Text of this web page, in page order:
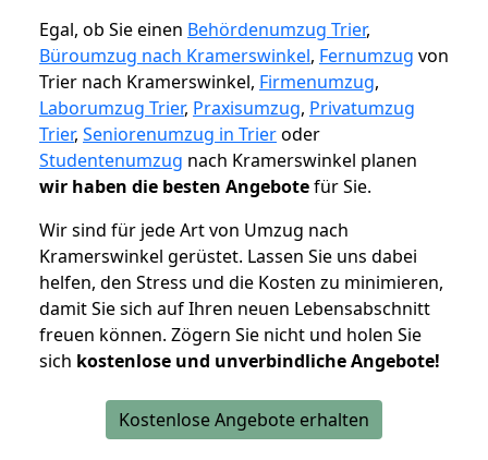
Egal, ob Sie einen Behördenumzug Trier,
Büroumzug nach Kramerswinkel, Fernumzug von
Trier nach Kramerswinkel, Firmenumzug,
Laborumzug Trier, Praxisumzug, Privatumzug
Trier, Seniorenumzug in Trieroder
Studentenumzug nach Kramerswinkel planen
wir haben die besten Angebotefür Sie.
Wir sind für jede Art von Umzug nach
Kramerswinkel gerüstet. Lassen Sie uns dabei
helfen, den Stress und die Kosten zu minimieren,
damit Sie sich auf Ihren neuen Lebensabschnitt
freuen können. Zögern Sie nicht und holen Sie
sich kostenlose und unverbindliche Angebote!
Kostenlose Angebote erhalten